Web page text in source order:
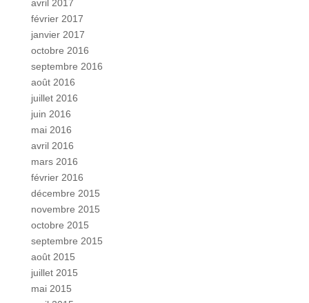
avril 2017
février 2017
janvier 2017
octobre 2016
septembre 2016
août 2016
juillet 2016
juin 2016
mai 2016
avril 2016
mars 2016
février 2016
décembre 2015
novembre 2015
octobre 2015
septembre 2015
août 2015
juillet 2015
mai 2015